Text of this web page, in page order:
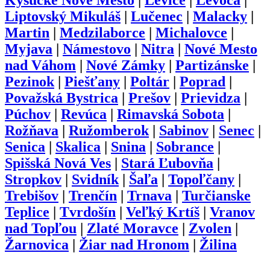
Liptovský Mikuláš | Lučenec | Malacky |
Martin | Medzilaborce | Michalovce |
Myjava | Námestovo | Nitra | Nové Mesto
nad Váhom | Nové Zámky | Partizánske |
Pezinok | Piešťany | Poltár | Poprad |
Považská Bystrica | Prešov | Prievidza |
Púchov | Revúca | Rimavská Sobota |
Rožňava | Ružomberok | Sabinov | Senec |
Senica | Skalica | Snina | Sobrance |
Spišská Nová Ves | Stará Ľubovňa |
Stropkov | Svidník | Šaľa | Topoľčany |
Trebišov | Trenčín | Trnava | Turčianske
Teplice | Tvrdošín | Veľký Krtíš | Vranov
nad Topľou | Zlaté Moravce | Zvolen |
Žarnovica | Žiar nad Hronom | Žilina